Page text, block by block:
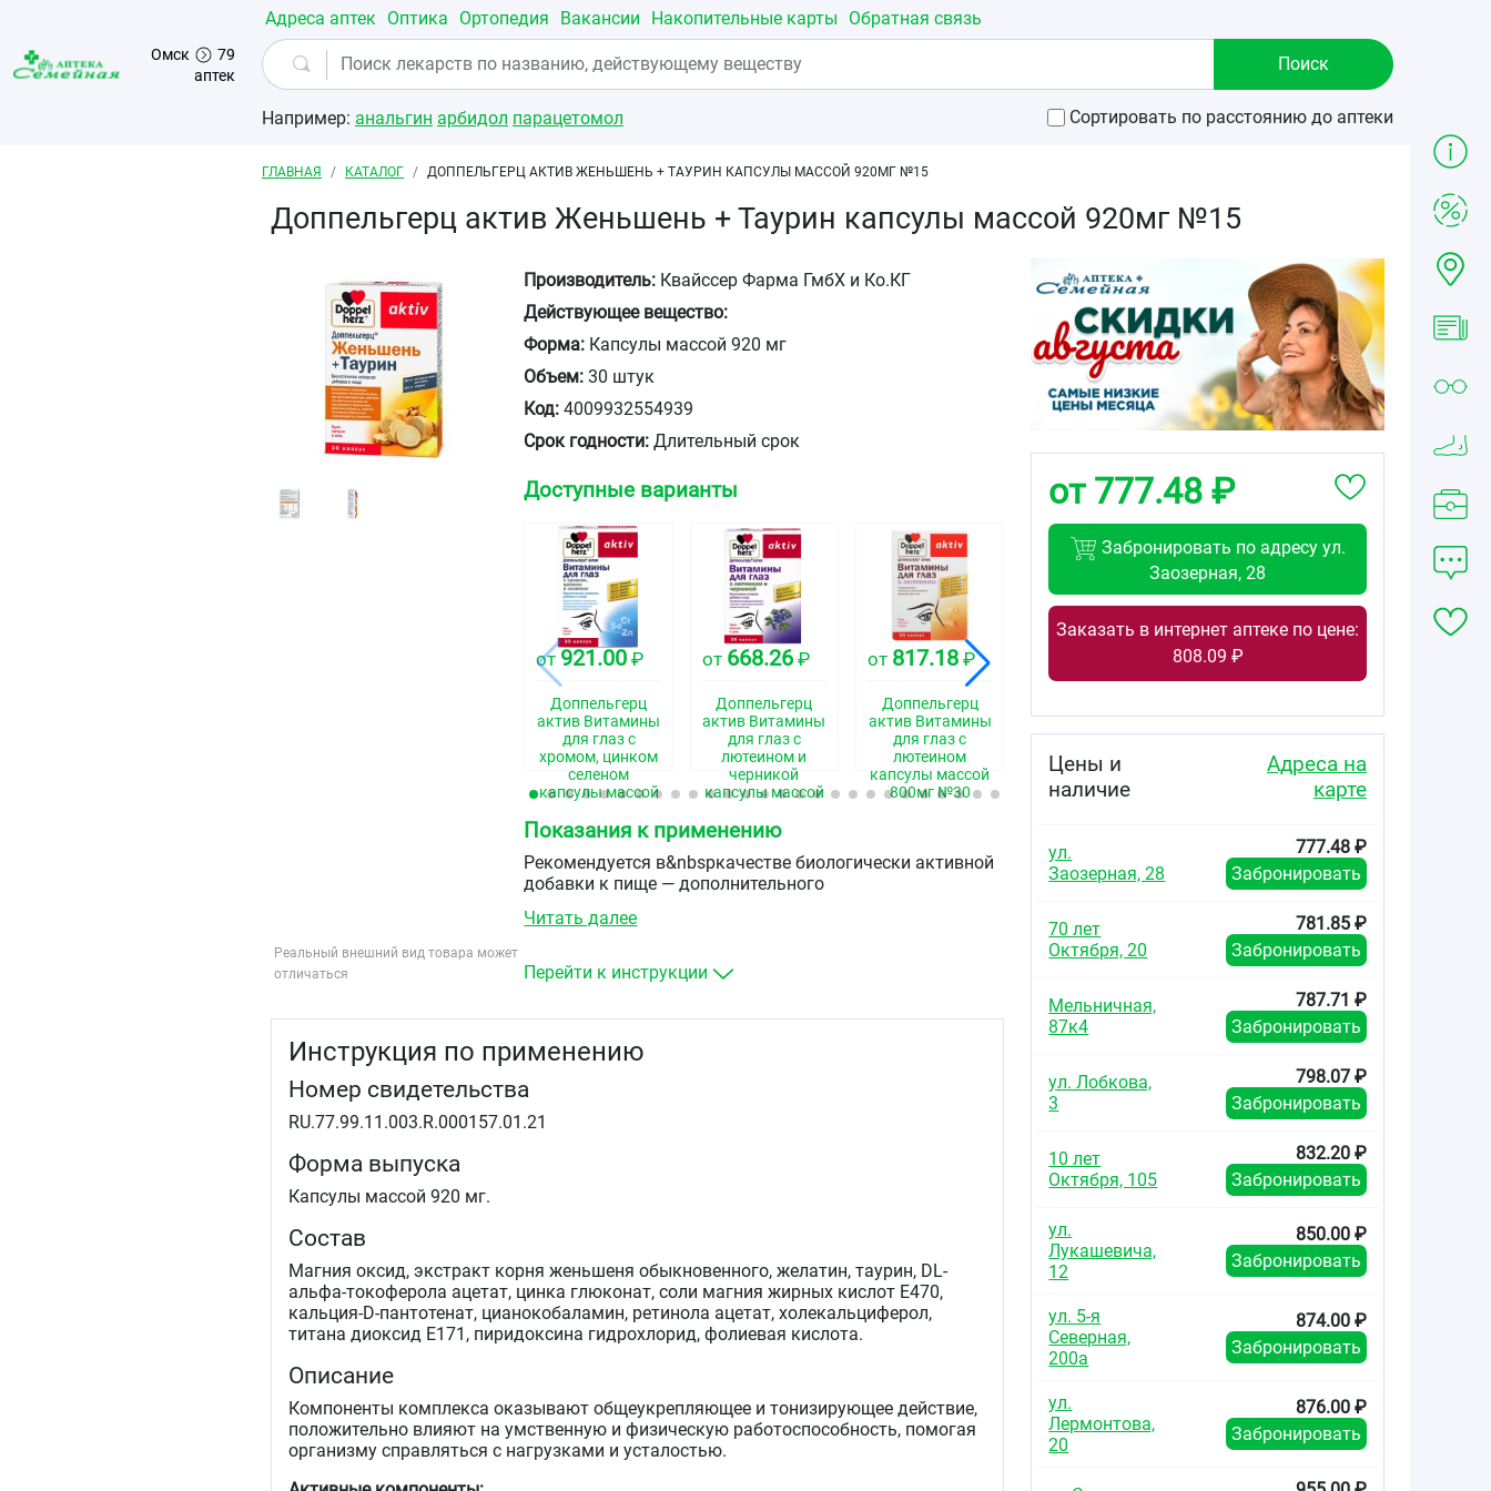
Перейти к основному содержанию
Омск
79
аптек
Адреса аптек Оптика Ортопедия Вакансии Накопительные карты Обратная связь
Например: анальгин арбидол парацетомол Сортировать по расстоянию до аптеки
Строка навигации
ГЛАВНАЯ КАТАЛОГ ДОППЕЛЬГЕРЦ АКТИВ ЖЕНЬШЕНЬ + ТАУРИН КАПСУЛЫ МАССОЙ 920МГ №15
Доппельгерц актив Женьшень + Таурин капсулы массой 920мг №15
Реальный внешний вид товара может
отличаться
Производитель: Квайссер Фарма ГмбХ и Ко.КГ
Действующее вещество:
Форма: Капсулы массой 920 мг
Объем: 30 штук
Код: 4009932554939
Срок годности: Длительный срок
Доступные варианты
от 921.00 ₽
Доппельгерц
актив Витамины
для глаз с
хромом, цинком
селеном
капсулы массой
от 668.26₽
Доппельгерц
актив Витамины
для глаз с
лютеином и
черникой
капсулы массой
от 817.18 ₽
Доппельгерц
актив Витамины
для глаз с
лютеином
капсулы массой
800мг №30
актив Глицин +
В-витамины
капсулы массой
610мг №30
от880.00
актив
Глюкозамин +
Хондроитин
капсулы массой
актив Капилляр
Форте капсулы
Показания к применению
Рекомендуется в&nbspкачестве биологически активной
добавки к пище — дополнительного
кислоты), В6, В12, D3, Е, фолиевой кислоты, магния,
Читать далее
Перейти к инструкции
Инструкция по применению
Номер свидетельства
RU.77.99.11.003.R.000157.01.21
Форма выпуска
Капсулы массой 920 мг.
Состав
Магния оксид, экстракт корня женьшеня обыкновенного, желатин, таурин, DL-
альфа-токоферола ацетат, цинка глюконат, соли магния жирных кислот Е470,
кальция-D-пантотенат, цианокобаламин, ретинола ацетат, холекальциферол,
титана диоксид Е171, пиридоксина гидрохлорид, фолиевая кислота.
Описание
Компоненты комплекса оказывают общеукрепляющее и тонизирующее действие,
положительно влияют на умственную и физическую работоспособность, помогая
организму справляться с нагрузками и усталостью.
от 777.48 ₽
Забронировать по адресу ул.
Заозерная, 28
Заказать в интернет аптеке по цене:
808.09 ₽
Цены и
наличие
Адреса на
карте
ул.
Заозерная, 28
777.48 ₽
Забронировать
70 лет
Октября, 20
781.85 ₽
Забронировать
Мельничная,
87к4
787.71 ₽
Забронировать
ул. Лобкова,
3
798.07 ₽
Забронировать
10 лет
Октября, 105
832.20 ₽
Забронировать
ул.
Лукашевича,
12
850.00 ₽
Забронировать
ул. 5-я
Северная,
200а
874.00 ₽
Забронировать
ул.
Лермонтова,
20
876.00 ₽
Забронировать